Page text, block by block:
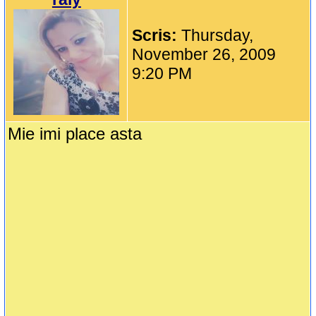
Scris:Thursday,
November 26, 2009
9:20 PM
Mie imi place asta